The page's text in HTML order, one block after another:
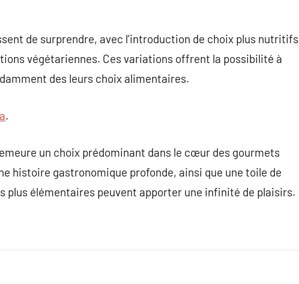
de surprendre, avec l’introduction de choix plus nutritifs
végétariennes. Ces variations offrent la possibilité à
des leurs choix alimentaires.
.
un choix prédominant dans le cœur des gourmets
histoire gastronomique profonde, ainsi que une toile de
plus élémentaires peuvent apporter une infinité de plaisirs.